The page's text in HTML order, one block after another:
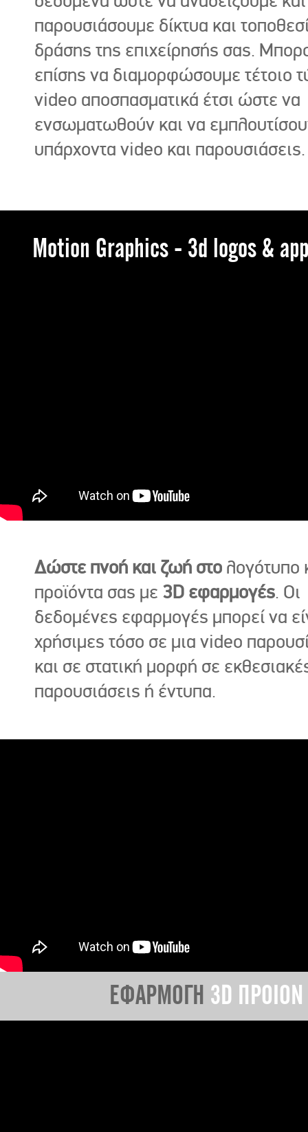
παρουσιάσουμε δίκτυα και
δράσης της επιχείρησής σας.
επίσης να διαμορφώσουμε τέτοιο
video αποσπασματικά έτσι ώστε να
ενσωματωθούν και να
υπάρχοντα video και παρουσιάσεις.
Motion Graphics - 3d logos &
Δώστε πνοή και ζωή στο λογότυπο
προϊόντα σας με 3D εφαρμογές. Οι
δεδομένες εφαρμογές μπορεί να
χρήσιμες τόσο σε μια video
και σε στατική μορφή σε
παρουσιάσεις ή έντυπα.
ΕΦΑΡΜΟΓΗ 3D ΠΡΟΙΟΝ